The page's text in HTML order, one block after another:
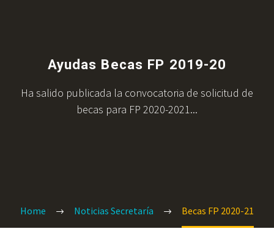
Ayudas Becas FP 2019-20
Ha salido publicada la convocatoria de solicitud de
becas para FP 2020-2021...
Home Noticias Secretaría Becas FP 2020-21